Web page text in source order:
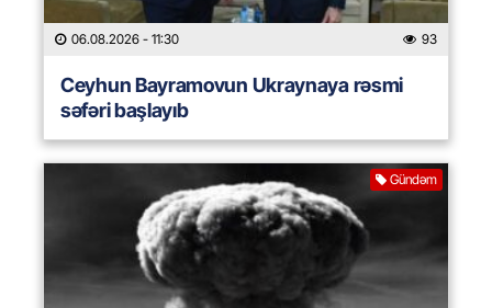
06.08.2026 - 11:30 93
Ceyhun Bayramovun Ukraynaya rəsmi
səfəri başlayıb
Gündəm